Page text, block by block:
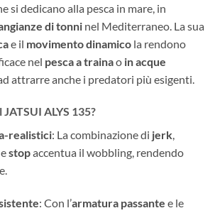
si dedicano alla pesca in mare, in
di tonni nel Mediterraneo. La sua
e il movimento dinamico la rendono
nel pesca a trainao in acque
attrarre anche i predatori più esigenti.
ALYS 135?
realistici: La combinazione di jerk,
stopaccentua il wobbling, rendendo
: Con l’armatura passante e le